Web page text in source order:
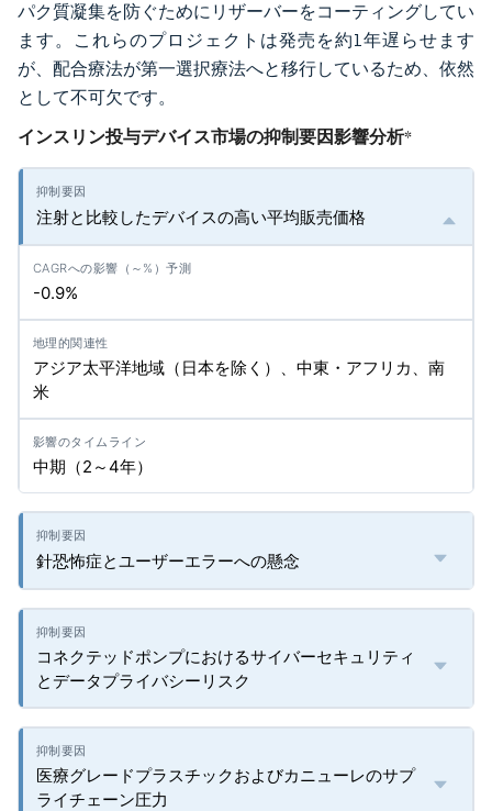
パク質凝集を防ぐためにリザーバーをコーティングしてい
ます。これらのプロジェクトは発売を約1年遅らせます
が、配合療法が第一選択療法へと移行しているため、依然
として不可欠です。
インスリン投与デバイス市場の抑制要因影響分析*
注射と比較したデバイスの高い平均販売価格
-0.9%
アジア太平洋地域（日本を除く）、中東・アフリカ、南
米
中期（2～4年）
針恐怖症とユーザーエラーへの懸念
コネクテッドポンプにおけるサイバーセキュリティ
とデータプライバシーリスク
医療グレードプラスチックおよびカニューレのサプ
ライチェーン圧力